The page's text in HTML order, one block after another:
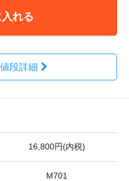
れる
段詳細
16,800円(内税)
M701